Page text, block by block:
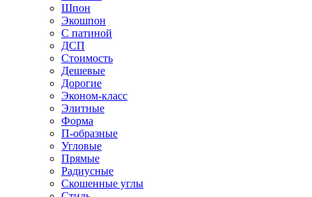
Шпон
Экошпон
С патиной
ДСП
Стоимость
Дешевые
Дорогие
Эконом-класс
Элитные
Форма
П-образные
Угловые
Прямые
Радиусные
Скошенные углы